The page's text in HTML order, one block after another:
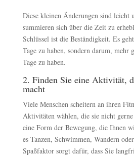
Diese kleinen Änderungen sind leicht
summieren sich über die Zeit zu
Schlüssel ist die Beständigkeit. Es
Tage zu haben, sondern darum, mehr
Tage zu haben.
2. Finden Sie eine Aktivität,
macht
Viele Menschen scheitern an ihren
Aktivitäten wählen, die sie nicht
eine Form der Bewegung, die Ihnen
es Tanzen, Schwimmen, Wandern
Spaßfaktor sorgt dafür, dass Sie